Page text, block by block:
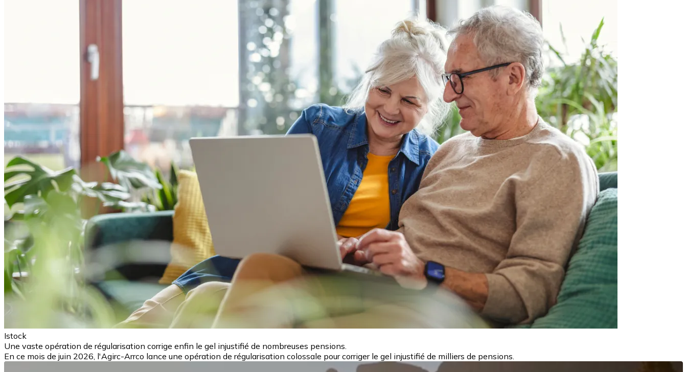
Istock
Une vaste opération de régularisation corrige enfin le gel injustifié de nombreuses pensions.
En ce mois de juin 2026, l'Agirc-Arrco lance une opération de régularisation colossale pour corriger le gel injustifié de milliers de pensions.